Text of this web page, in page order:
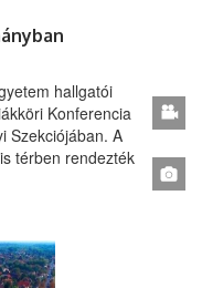
hallgatói
Konferencia
Szekciójában. A
térben rendezték